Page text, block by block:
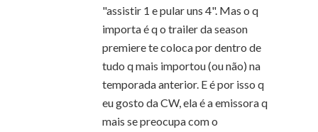
"assistir 1 e pular uns 4". Mas o q
importa é q o trailer da season
premiere te coloca por dentro de
tudo q mais importou (ou não) na
temporada anterior. E é por isso q
eu gosto da CW, ela é a emissora q
mais se preocupa com o